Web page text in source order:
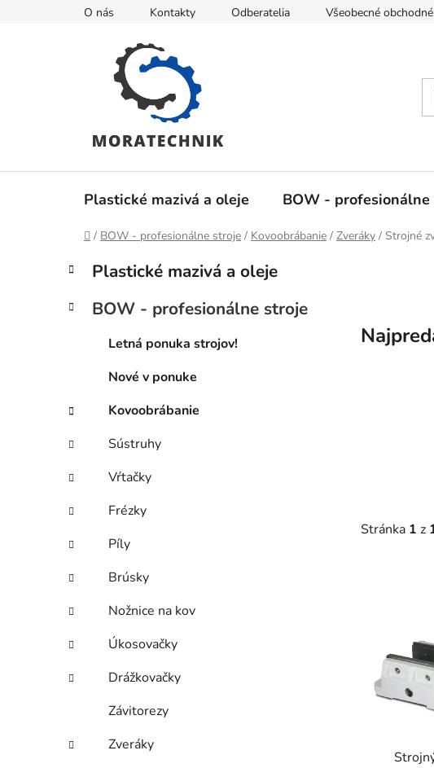
O nás Kontakty Odberatelia Všeobecné
Plastické mazivá a oleje BOW - profesionálne
Domov
/ BOW - profesionálne stroje / Kovoobrábanie / Zveráky / Strojné
B
č
n
l
Preskočiť
kategórie
K
a
e
e
Plastické mazivá a oleje
BOW - profesionálne stroje
Letná ponuka strojov!
Nové v ponuke
Kovoobrábanie
Sústruhy
Vŕtačky
Frézky
Píly
Brúsky
Nožnice na kov
Úkosovačky
Drážkovačky
Závitorezy
Zveráky
Stránka 1 z